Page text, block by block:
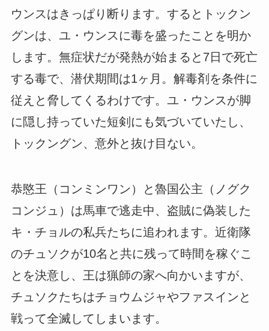
ウンスはきっぱり断ります。するとトックン
グンは、ユ・ウンスに毒を盛ったことを明か
します。無症状だが発熱が始まると7日で死亡
する毒で、潜伏期間は1ヶ月。解毒剤を条件に
従えと脅してくるわけです。ユ・ウンスが脚
に隠し持っていた短剣にも気づいていたし、
トックングン、意外と抜け目ない。
恭愍王（コンミンワン）と魯国公主（ノグク
コンジュ）は馬車で逃走中、盗賊に偽装した
キ・チョルの私兵たちに追われます。近衛隊
のチュソクが10名と共に残って時間を稼ぐこ
とを決意し、王は猟師の家へ向かいますが、
チュソクたちはチョウムジャやファスインと
戦って全滅してしまいます。